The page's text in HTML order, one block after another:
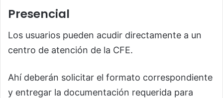
Presencial
Los usuarios pueden acudir directamente a un
centro de atención de la CFE.
Ahí deberán solicitar el formato correspondiente
y entregar la documentación requerida para